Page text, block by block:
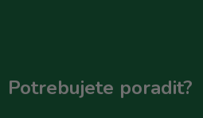
Potrebujete poradit?